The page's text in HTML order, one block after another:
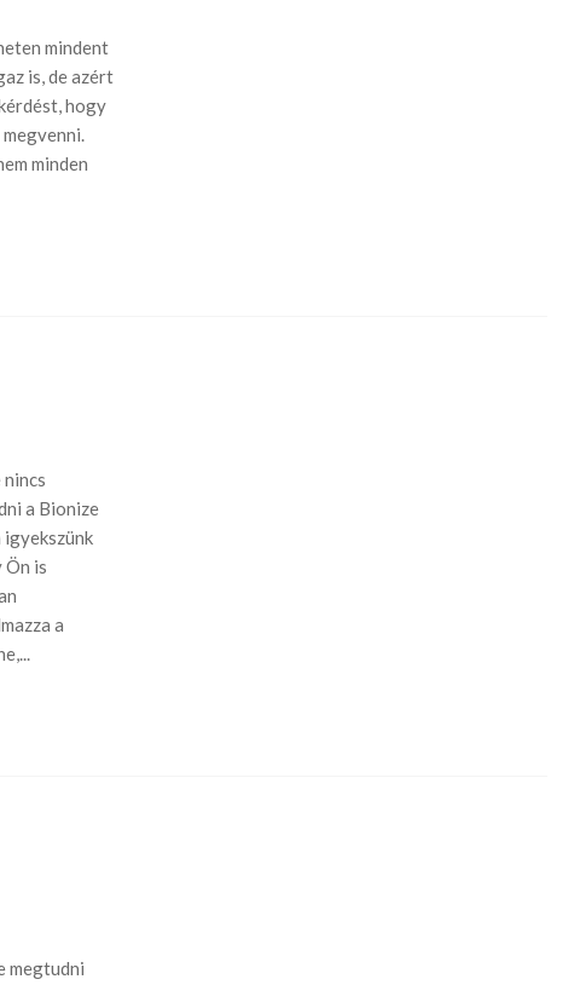
mindent
is, de azért
hogy
minden
a Bionize
is
a
megtudni